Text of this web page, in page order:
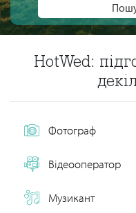
HotWed:
Фотограф
Відеооператор
Музикант